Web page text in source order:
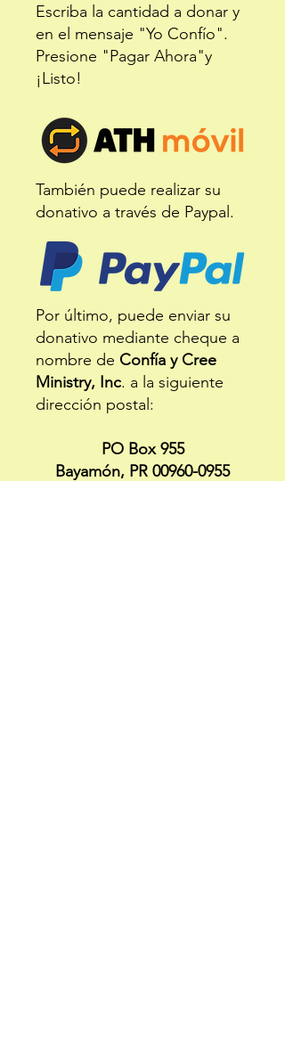
Escriba la cantidad a donar y
en el mensaje "Yo Confío".
Presione "Pagar Ahora"y
¡Listo!​​
También puede realizar su
donativo a través de Paypal.
Por último, puede enviar su
donativo mediante cheque a
nombre de Confía y Cree
Ministry, Inc. a la siguiente
dirección postal:
PO Box 955
Bayamón, PR 00960-0955